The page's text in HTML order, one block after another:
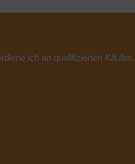
ich an qualifizierten Käufen.